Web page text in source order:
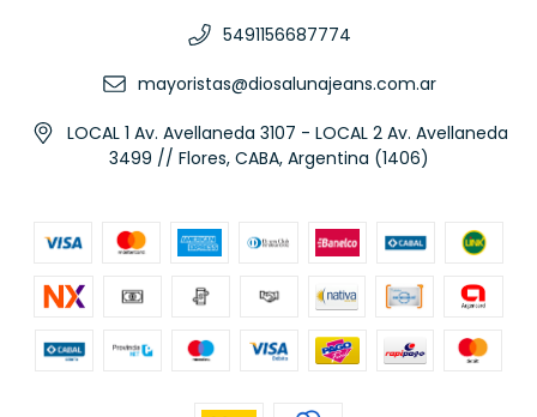
5491156687774
mayoristas@diosalunajeans.com.ar
LOCAL 1 Av. Avellaneda 3107 - LOCAL 2 Av. Avellaneda
3499 // Flores, CABA, Argentina (1406)